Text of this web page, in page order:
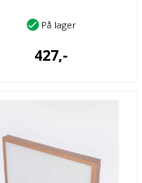
På lager
427,-